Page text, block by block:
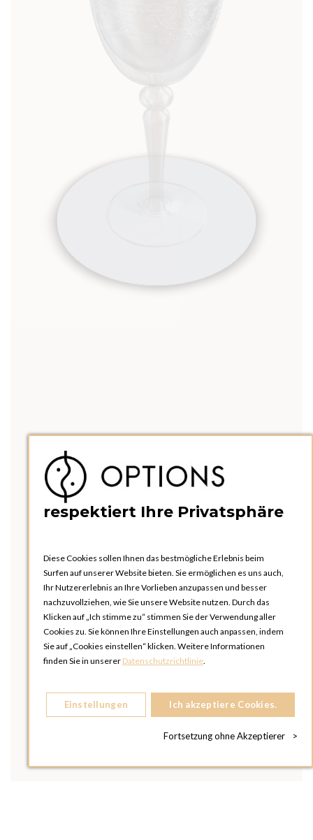
respektiert Ihre Privatsphäre
Diese Cookies sollen Ihnen das bestmögliche Erlebnis beim
Surfen auf unserer Website bieten. Sie ermöglichen es uns auch,
Ihr Nutzererlebnis an Ihre Vorlieben anzupassen und besser
nachzuvollziehen, wie Sie unsere Website nutzen. Durch das
Klicken auf „Ich stimme zu“ stimmen Sie der Verwendung aller
Cookies zu. Sie können Ihre Einstellungen auch anpassen, indem
Sie auf „Cookies einstellen“ klicken. Weitere Informationen
finden Sie in unserer Datenschutzrichtlinie.
Einstellungen Ich akzeptiere Cookies.
Fortsetzung ohne Akzeptierer >